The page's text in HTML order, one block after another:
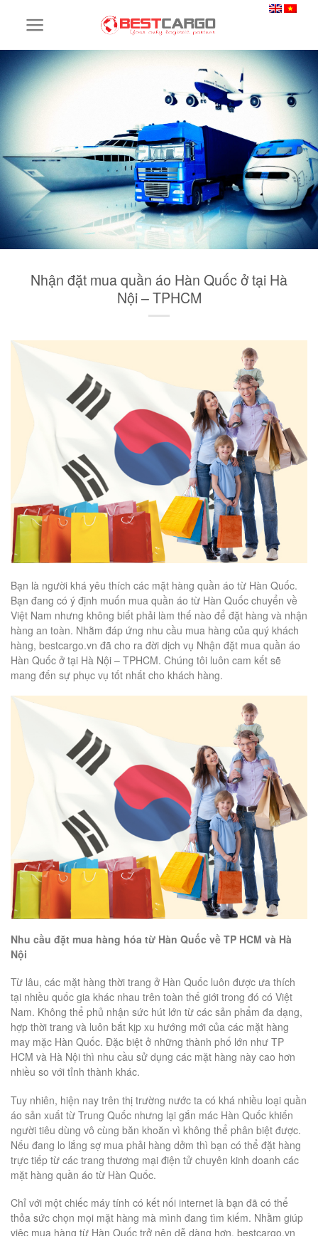
Nhận đặt mua quần áo Hàn Quốc ở tại Hà
Nội – TPHCM
Bạn là người khá yêu thích các mặt hàng quần áo từ Hàn Quốc.
Bạn đang có ý định muốn mua quần áo từ Hàn Quốc chuyển về
Việt Nam nhưng không biết phải làm thế nào để đặt hàng và nhận
hàng an toàn. Nhằm đáp ứng nhu cầu mua hàng của quý khách
hàng, bestcargo.vn đã cho ra đời dịch vụ Nhận đặt mua quần áo
Hàn Quốc ở tại Hà Nội – TPHCM. Chúng tôi luôn cam kết sẽ
mang đến sự phục vụ tốt nhất cho khách hàng.
Nhu cầu đặt mua hàng hóa từ Hàn Quốc về TP HCM và Hà
Nội
Từ lâu, các mặt hàng thời trang ở Hàn Quốc luôn được ưa thích
tại nhiều quốc gia khác nhau trên toàn thế giới trong đó có Việt
Nam. Không thể phủ nhận sức hút lớn từ các sản phẩm đa dạng,
hợp thời trang và luôn bắt kịp xu hướng mới của các mặt hàng
may mặc Hàn Quốc. Đặc biệt ở những thành phố lớn như TP
HCM và Hà Nội thì nhu cầu sử dụng các mặt hàng này cao hơn
nhiều so với tỉnh thành khác.
Tuy nhiên, hiện nay trên thị trường nước ta có khá nhiều loại quần
áo sản xuất từ Trung Quốc nhưng lại gắn mác Hàn Quốc khiến
người tiêu dùng vô cùng băn khoăn vì không thể phân biệt được.
Nếu đang lo lắng sợ mua phải hàng dởm thì bạn có thể đặt hàng
trực tiếp từ các trang thương mại điện tử chuyên kinh doanh các
mặt hàng quần áo từ Hàn Quốc.
Chỉ với một chiếc máy tính có kết nối internet là bạn đã có thể
thỏa sức chọn mọi mặt hàng mà mình đang tìm kiếm. Nhằm giúp
việc mua hàng từ Hàn Quốc trở nên dễ dàng hơn, bestcargo.vn